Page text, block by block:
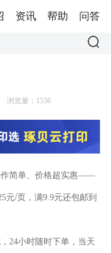
浏览量：1536
作简单、价格超实惠——
元/页，满9.9元还包邮到
24小时随时下单，当天
资讯 帮助 问答